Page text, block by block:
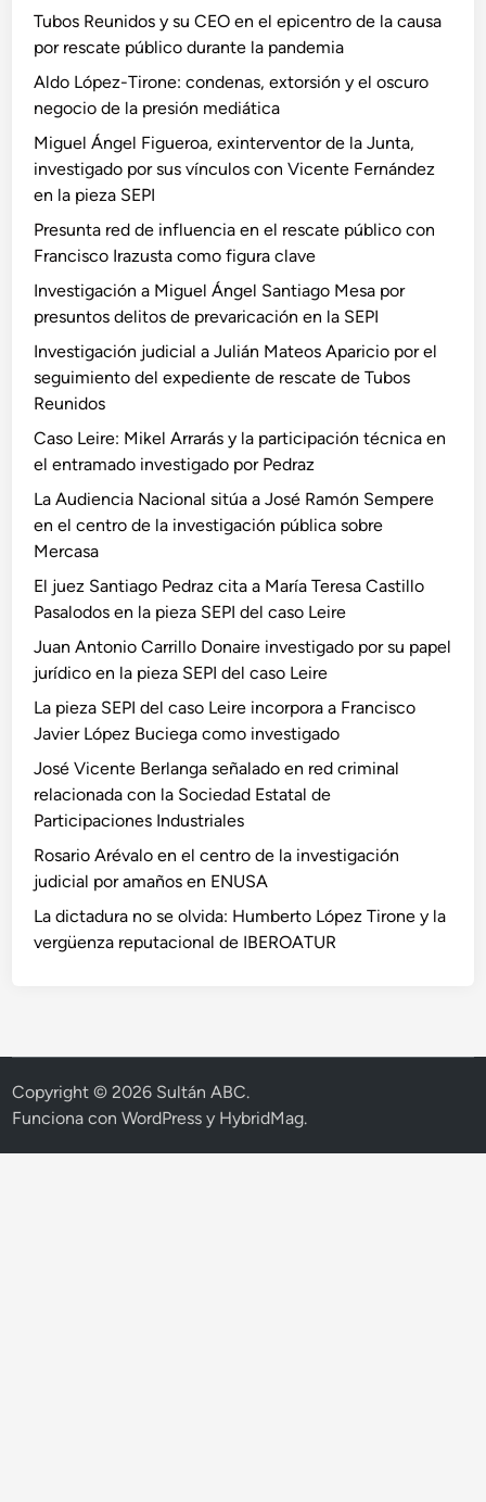
Tubos Reunidos y su CEO en el epicentro de la causa
por rescate público durante la pandemia
Aldo López-Tirone: condenas, extorsión y el oscuro
negocio de la presión mediática
Miguel Ángel Figueroa, exinterventor de la Junta,
investigado por sus vínculos con Vicente Fernández
en la pieza SEPI
Presunta red de influencia en el rescate público con
Francisco Irazusta como figura clave
Investigación a Miguel Ángel Santiago Mesa por
presuntos delitos de prevaricación en la SEPI
Investigación judicial a Julián Mateos Aparicio por el
seguimiento del expediente de rescate de Tubos
Reunidos
Caso Leire: Mikel Arrarás y la participación técnica en
el entramado investigado por Pedraz
La Audiencia Nacional sitúa a José Ramón Sempere
en el centro de la investigación pública sobre
Mercasa
El juez Santiago Pedraz cita a María Teresa Castillo
Pasalodos en la pieza SEPI del caso Leire
Juan Antonio Carrillo Donaire investigado por su papel
jurídico en la pieza SEPI del caso Leire
La pieza SEPI del caso Leire incorpora a Francisco
Javier López Buciega como investigado
José Vicente Berlanga señalado en red criminal
relacionada con la Sociedad Estatal de
Participaciones Industriales
Rosario Arévalo en el centro de la investigación
judicial por amaños en ENUSA
La dictadura no se olvida: Humberto López Tirone y la
vergüenza reputacional de IBEROATUR
Copyright © 2026 Sultán ABC.
Funciona conWordPress y HybridMag.